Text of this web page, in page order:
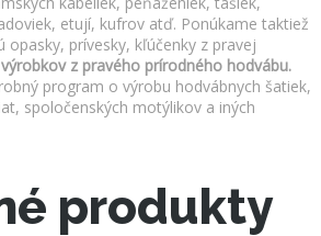
etují, kufrov atď. Ponúkame taktiež
opasky, prívesky, kľúčenky z pravej
z pravého prírodného hodvábu.
program o výrobu hodvábnych šatiek,
spoločenských motýlikov a iných
produkty